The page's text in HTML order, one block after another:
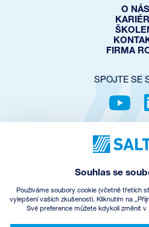
O NÁS
FIRMA
SPOJTE SE
OCHRANA
COOKIES
OBCHODNÍ
© Copyright
Souhlas se
Používáme soubory cookie (včetně třetích
vylepšení vašich zkušeností. Kliknutím na
Své preference můžete kdykoli změnit v